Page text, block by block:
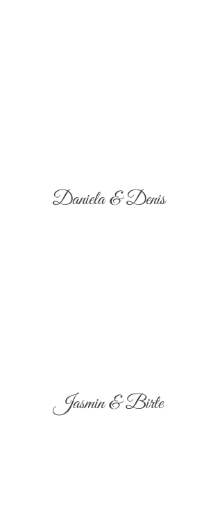
Daniela & Denis
Jasmin & Birte